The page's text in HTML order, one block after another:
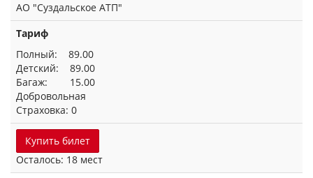
АО "Суздальское АТП"
Тариф
Полный: 89.00
Детский: 89.00
Багаж: 15.00
Добровольная
Страховка: 0
Купить билет
Осталось: 18 мест